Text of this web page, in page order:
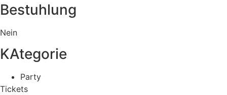
Bestuhlung
Nein
KAtegorie
Party
Tickets